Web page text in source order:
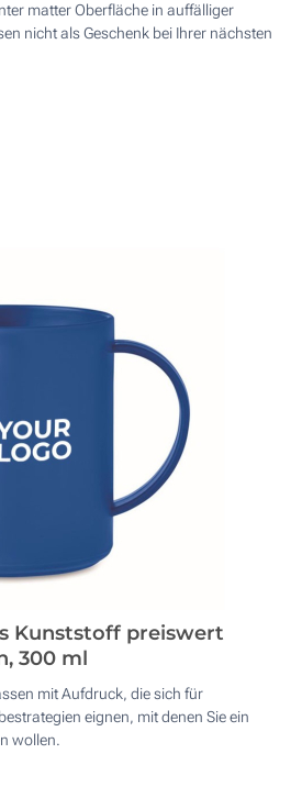
matter Oberfläche in auffälliger
nicht als Geschenk bei Ihrer nächsten
Kunststoff preiswert
300 ml
mit Aufdruck, die sich für
eignen, mit denen Sie ein
wollen.